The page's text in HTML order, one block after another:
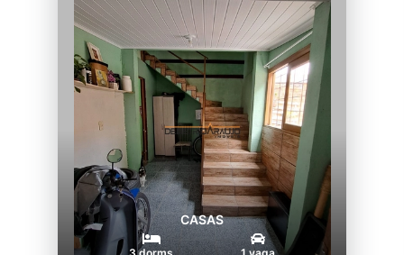
CASAS